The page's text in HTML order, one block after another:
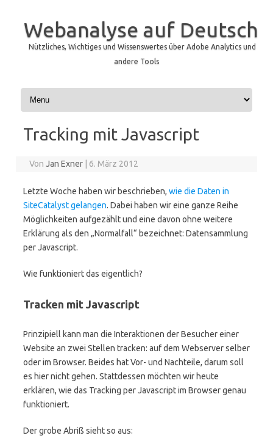
Webanalyse auf Deutsch
Nützliches, Wichtiges und Wissenswertes über Adobe Analytics und
andere Tools
Zum Inhalt springen
Tracking mit Javascript
VonJan Exner 6. März 2012
Letzte Woche haben wir beschrieben, wie die Daten in
SiteCatalyst gelangen. Dabei haben wir eine ganze Reihe
Möglichkeiten aufgezählt und eine davon ohne weitere
Erklärung als den „Normalfall“ bezeichnet: Datensammlung
per Javascript.
Wie funktioniert das eigentlich?
Tracken mit Javascript
Prinzipiell kann man die Interaktionen der Besucher einer
Website an zwei Stellen tracken: auf dem Webserver selber
oder im Browser. Beides hat Vor- und Nachteile, darum soll
es hier nicht gehen. Stattdessen möchten wir heute
erklären, wie das Tracking per Javascript im Browser genau
funktioniert.
Der grobe Abriß sieht so aus: